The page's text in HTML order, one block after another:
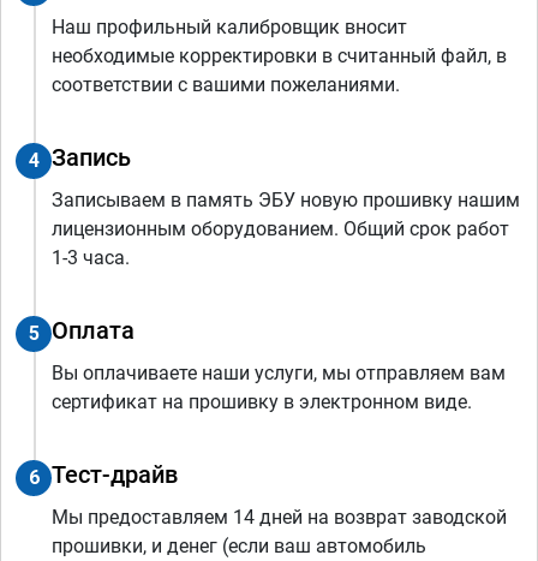
Наш профильный калибровщик вносит
необходимые корректировки в считанный файл, в
соответствии с вашими пожеланиями.
4 Запись
Записываем в память ЭБУ новую прошивку нашим
лицензионным оборудованием. Общий срок работ
1-3 часа.
5 Оплата
Вы оплачиваете наши услуги, мы отправляем вам
сертификат на прошивку в электронном виде.
6 Тест-драйв
Мы предоставляем 14 дней на возврат заводской
прошивки, и денег (если ваш автомобиль